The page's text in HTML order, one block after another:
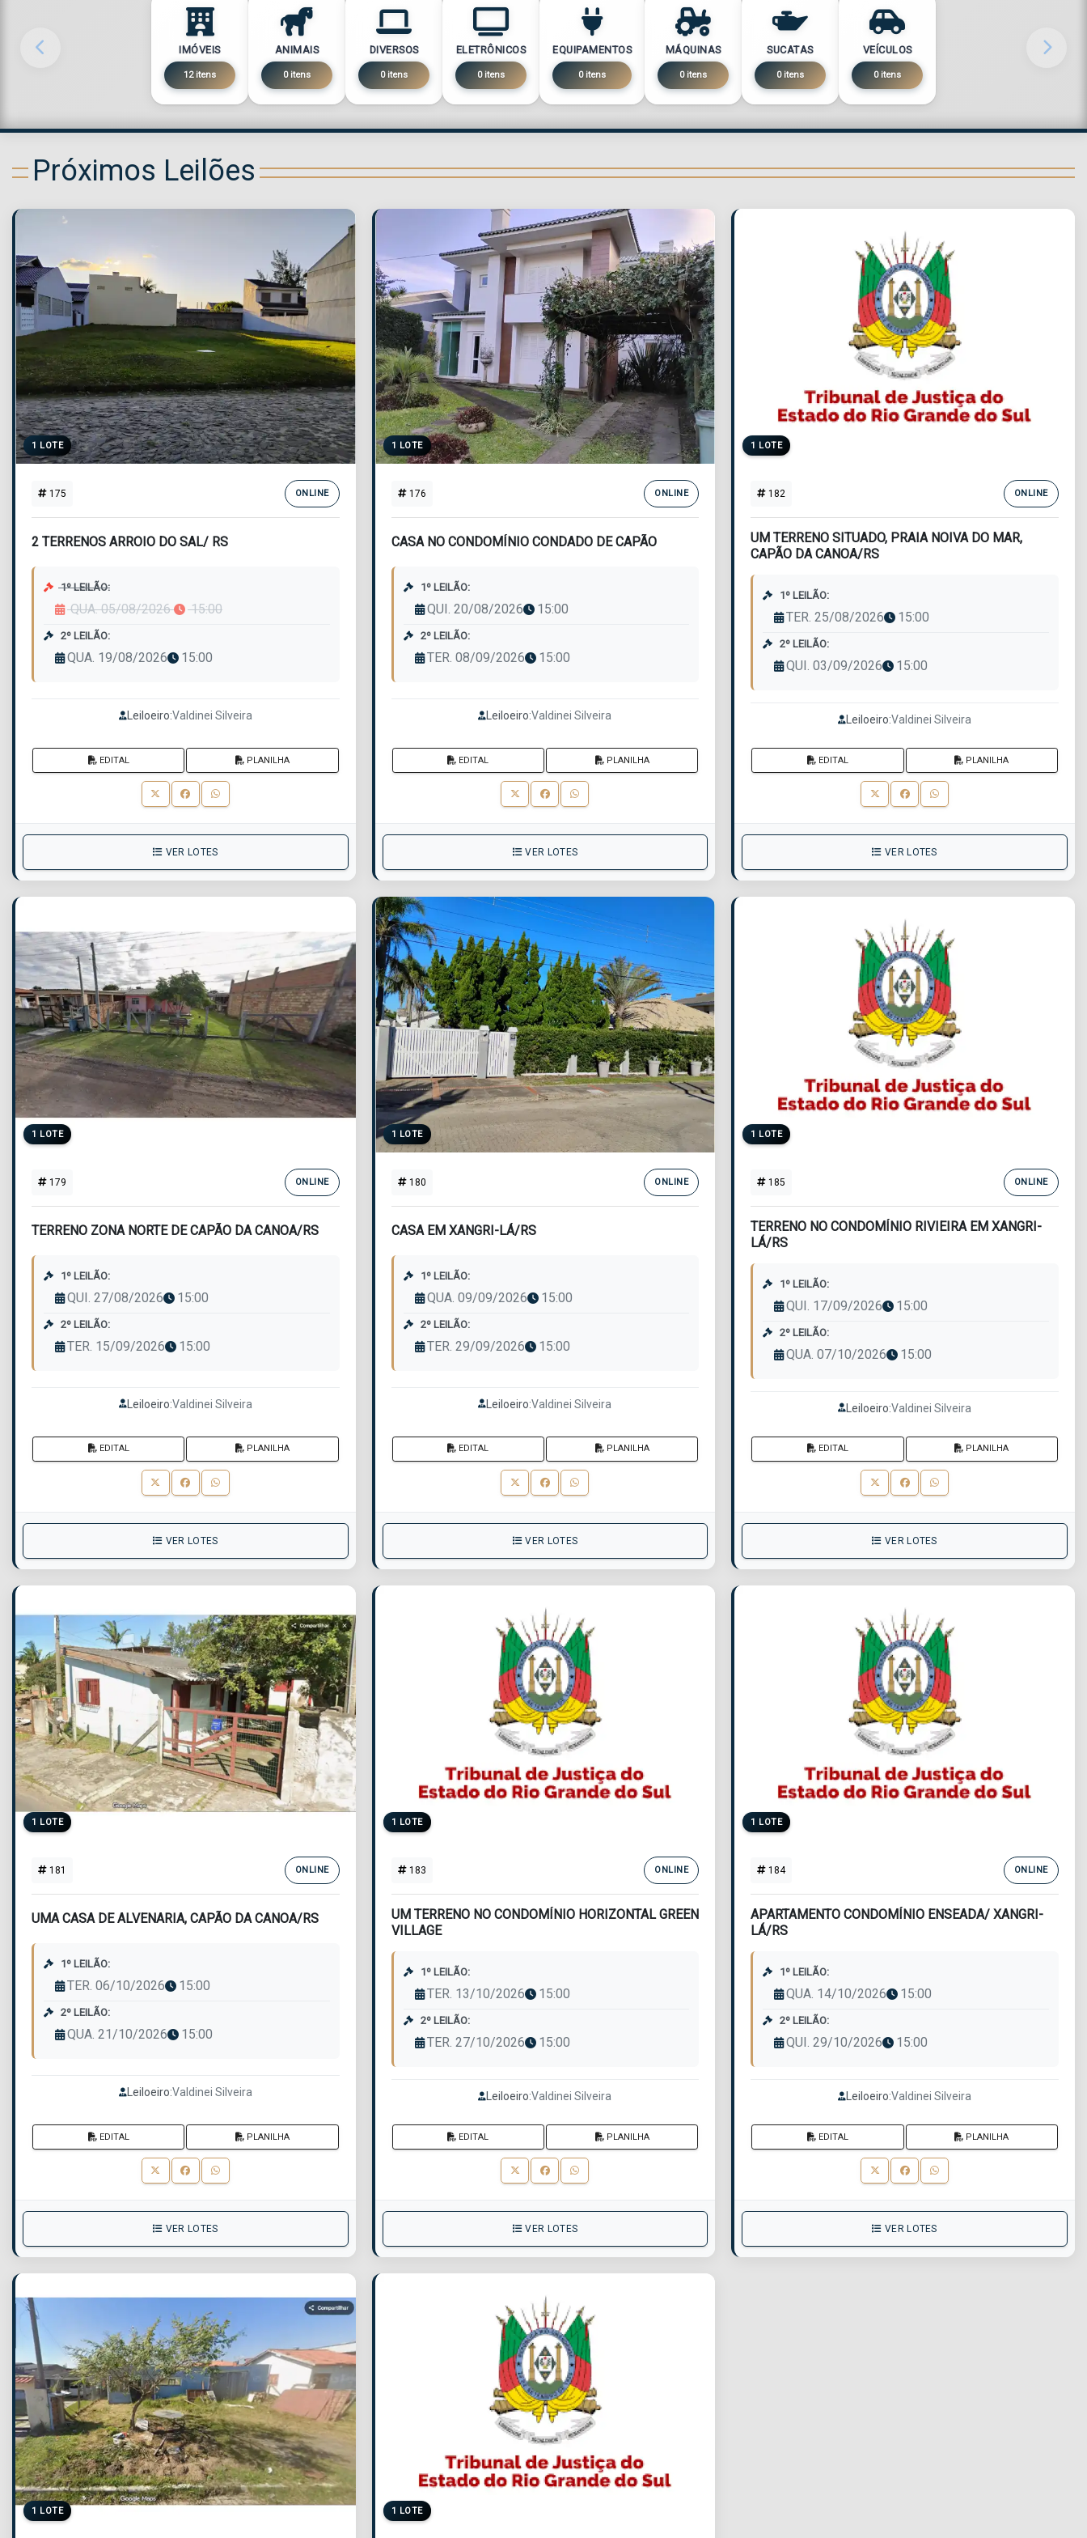
IMÓVEIS
12 itens
ANIMAIS
0 itens
DIVERSOS
0 itens
ELETRÔNICOS
0 itens
EQUIPAMENTOS
0 itens
MÁQUINAS
0 itens
SUCATAS
0 itens
VEÍCULOS
0 itens
Próximos Leilões
1 LOTE
175 ONLINE
2 TERRENOS ARROIO DO SAL/ RS
1º LEILÃO:
QUA. 05/08/2026 15:00
2º LEILÃO:
QUA. 19/08/2026 15:00
Leiloeiro:Valdinei Silveira
EDITAL PLANILHA
VER LOTES
1 LOTE
176 ONLINE
CASA NO CONDOMÍNIO CONDADO DE CAPÃO
1º LEILÃO:
QUI. 20/08/2026 15:00
2º LEILÃO:
TER. 08/09/2026 15:00
Leiloeiro:Valdinei Silveira
EDITAL PLANILHA
VER LOTES
1 LOTE
182 ONLINE
UM TERRENO SITUADO, PRAIA NOIVA DO MAR,
CAPÃO DA CANOA/RS
1º LEILÃO:
TER. 25/08/2026 15:00
2º LEILÃO:
QUI. 03/09/2026 15:00
Leiloeiro:Valdinei Silveira
EDITAL PLANILHA
VER LOTES
1 LOTE
179 ONLINE
TERRENO ZONA NORTE DE CAPÃO DA CANOA/RS
1º LEILÃO:
QUI. 27/08/2026 15:00
2º LEILÃO:
TER. 15/09/2026 15:00
Leiloeiro:Valdinei Silveira
EDITAL PLANILHA
VER LOTES
1 LOTE
180 ONLINE
CASA EM XANGRI-LÁ/RS
1º LEILÃO:
QUA. 09/09/2026 15:00
2º LEILÃO:
TER. 29/09/2026 15:00
Leiloeiro:Valdinei Silveira
EDITAL PLANILHA
VER LOTES
1 LOTE
185 ONLINE
TERRENO NO CONDOMÍNIO RIVIEIRA EM XANGRI-
LÁ/RS
1º LEILÃO:
QUI. 17/09/2026 15:00
2º LEILÃO:
QUA. 07/10/2026 15:00
Leiloeiro:Valdinei Silveira
EDITAL PLANILHA
VER LOTES
1 LOTE
181 ONLINE
UMA CASA DE ALVENARIA, CAPÃO DA CANOA/RS
1º LEILÃO:
TER. 06/10/2026 15:00
2º LEILÃO:
QUA. 21/10/2026 15:00
Leiloeiro:Valdinei Silveira
EDITAL PLANILHA
VER LOTES
1 LOTE
183 ONLINE
UM TERRENO NO CONDOMÍNIO HORIZONTAL GREEN
VILLAGE
1º LEILÃO:
TER. 13/10/2026 15:00
2º LEILÃO:
TER. 27/10/2026 15:00
Leiloeiro:Valdinei Silveira
EDITAL PLANILHA
VER LOTES
1 LOTE
184 ONLINE
APARTAMENTO CONDOMÍNIO ENSEADA/ XANGRI-
LÁ/RS
1º LEILÃO:
QUA. 14/10/2026 15:00
2º LEILÃO:
QUI. 29/10/2026 15:00
Leiloeiro:Valdinei Silveira
EDITAL PLANILHA
VER LOTES
1 LOTE 1 LOTE